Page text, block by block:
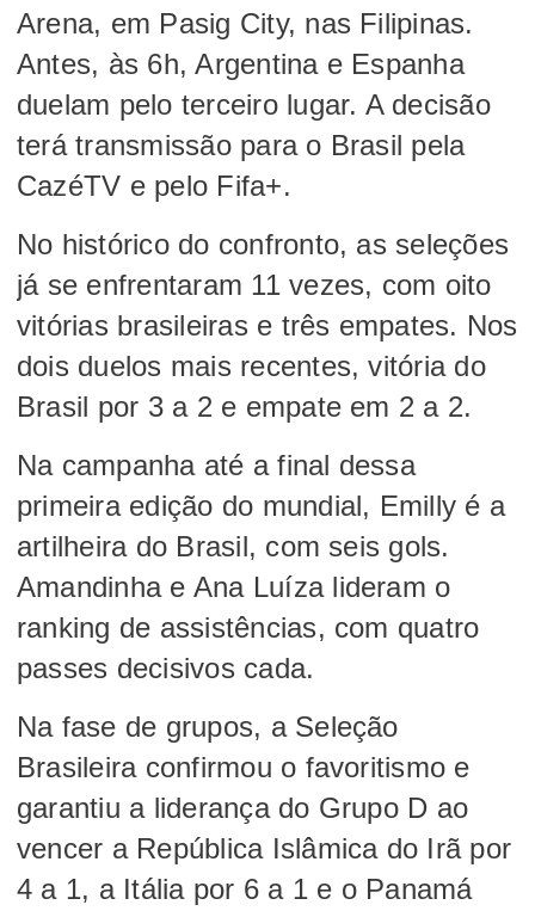
Arena, em Pasig City, nas Filipinas.
Antes, às 6h, Argentina e Espanha
duelam pelo terceiro lugar. A decisão
terá transmissão para o Brasil pela
CazéTV e pelo Fifa+.
No histórico do confronto, as seleções
já se enfrentaram 11 vezes, com oito
vitórias brasileiras e três empates. Nos
dois duelos mais recentes, vitória do
Brasil por 3 a 2 e empate em 2 a 2.
Na campanha até a final dessa
primeira edição do mundial, Emilly é a
artilheira do Brasil, com seis gols.
Amandinha e Ana Luíza lideram o
ranking de assistências, com quatro
passes decisivos cada.
Na fase de grupos, a Seleção
Brasileira confirmou o favoritismo e
garantiu a liderança do Grupo D ao
vencer a República Islâmica do Irã por
4 a 1, a Itália por 6 a 1 e o Panamá